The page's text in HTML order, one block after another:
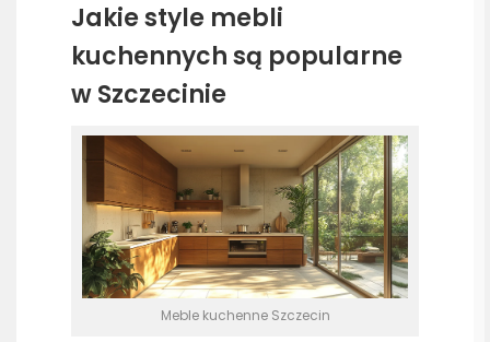
Jakie style mebli
kuchennych są popularne
w Szczecinie
Meble kuchenne Szczecin